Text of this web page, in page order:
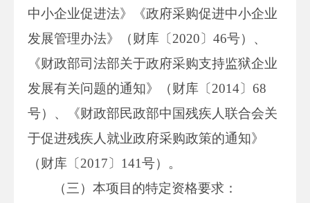
中小企业促进法》《政府采购促进中小企业
发展管理办法》（财库〔2020〕46号）、
《财政部司法部关于政府采购支持监狱企业
发展有关问题的通知》（财库〔2014〕68
号）、《财政部民政部中国残疾人联合会关
于促进残疾人就业政府采购政策的通知》
（财库〔2017〕141号）。
（三）本项目的特定资格要求：